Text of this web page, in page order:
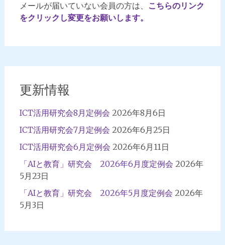
ン
メールが届いていない会員の方は、
こちらのリンク
をクリックし変更をお願いします。
更新情報
ICT活用研究会8月定例会 2026年8月6日
ICT活用研究会7月定例会 2026年6月25日
ICT活用研究会6月定例会 2026年6月11日
「AIと教育」研究会 2026年6月度定例会 2026年
5月23日
「AIと教育」研究会 2026年5月度定例会 2026年
5月3日